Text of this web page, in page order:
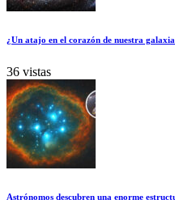
¿Un atajo en el corazón de nuestra
36 vistas
Astrónomos descubren una enorme